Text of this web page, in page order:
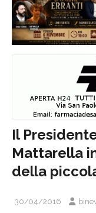
Il
Mattarella
della
30/04/2016